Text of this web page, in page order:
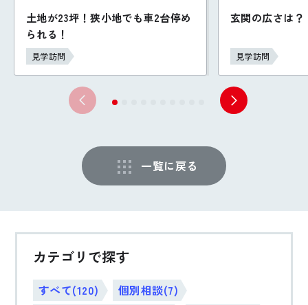
土地が23坪！狭小地でも車2台停め
られる！
見学訪問
玄関の広さは？
見学訪問
一覧に戻る
カテゴリで探す
すべて(120)
個別相談(7)